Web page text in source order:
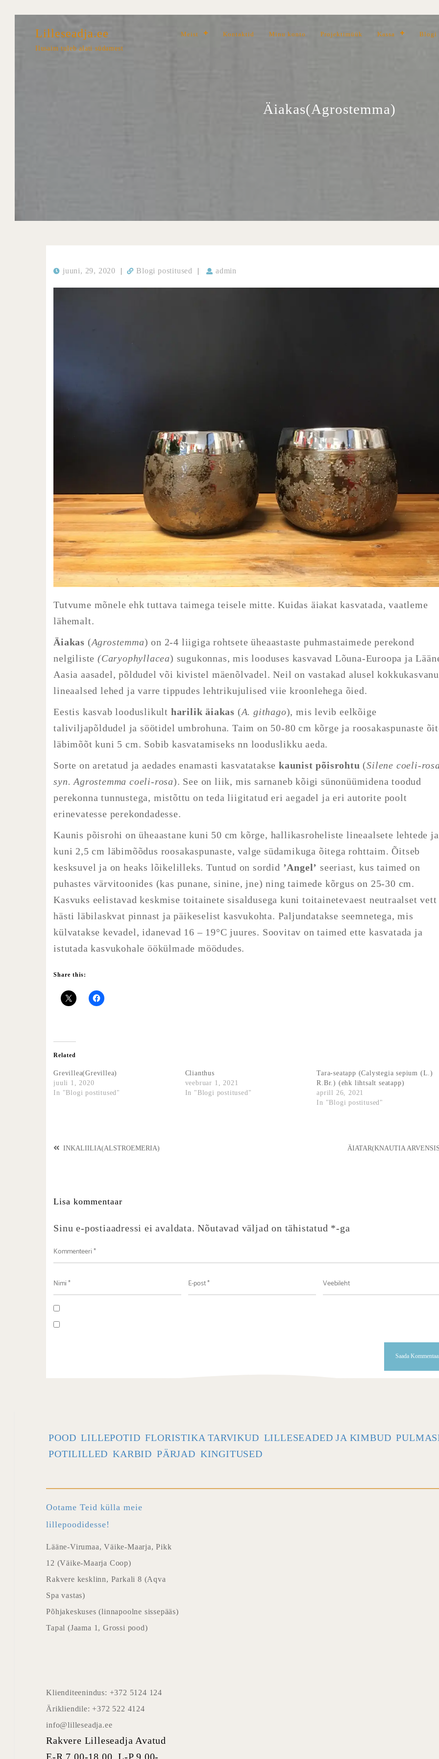
Lilleseadja.ee
Ilusaim tuleb alati südamest
Meist Kontaktid Minu konto Projektimüük Kassa Blogi
Äiakas(Agrostemma)
juuni, 29, 2020 | Blogi postitused | admin
Tutvume mõnele ehk tuttava taimega teisele mitte. Kuidas äiakat kasvatada, vaatleme
lähemalt.
Äiakas (Agrostemma) on 2-4 liigiga rohtsete üheaastaste puhmastaimede perekond
nelgiliste(Caryophyllacea) sugukonnas, mis looduses kasvavad Lõuna-Euroopa ja
Aasia aasadel, põldudel või kivistel mäenõlvadel. Neil on vastakad alusel
lineaalsed lehed ja varre tippudes lehtrikujulised viie kroonlehega õied.
Eestis kasvab looduslikult harilik äiakas (A. githago), mis levib eelkõige
taliviljapõldudel ja söötidel umbrohuna. Taim on 50-80 cm kõrge ja roosakaspunaste
läbimõõt kuni 5 cm. Sobib kasvatamiseks nn looduslikku aeda.
Sorte on aretatud ja aedades enamasti kasvatataksekaunist põisrohtu (Silene coeli-
syn. Agrostemma coeli-rosa). See on liik, mis sarnaneb kõigi sünonüümidena toodud
perekonna tunnustega, mistõttu on teda liigitatud eri aegadel ja eri autorite poolt
erinevatesse perekondadesse.
Kaunis põisrohi on üheaastane kuni 50 cm kõrge, hallikasroheliste lineaalsete lehtede ja
kuni 2,5 cm läbimõõdus roosakaspunaste, valge südamikuga õitega rohttaim. Õitseb
kesksuvel ja on heaks lõikelilleks. Tuntud on sordid ’Angel’ seeriast, kus taimed on
puhastes värvitoonides (kas punane, sinine, jne) ning taimede kõrgus on 25-30 cm.
Kasvuks eelistavad keskmise toitainete sisaldusega kuni toitainetevaest neutraalset vett
hästi läbilaskvat pinnast ja päikeselist kasvukohta. Paljundatakse seemnetega, mis
külvatakse kevadel, idanevad 16 – 19°C juures. Soovitav on taimed ette kasvatada ja
istutada kasvukohale öökülmade möödudes.
Share this:
Related
Grevillea(Grevillea)
juuli 1, 2020
In "Blogi postitused"
Clianthus
veebruar 1, 2021
In "Blogi postitused"
Tara-seatapp (Calystegia sepium (L.)
R.Br.) (ehk lihtsalt seatapp)
aprill 26, 2021
In "Blogi postitused"
INKALIILIA(ALSTROEMERIA) ÄIATAR(KNAUTIA
Lisa kommentaar
Sinu e-postiaadressi ei avaldata. Nõutavad väljad on tähistatud *-ga
POOD LILLEPOTID FLORISTIKA TARVIKUD LILLESEADED JA KIMBUD
POTILILLED KARBID PÄRJAD KINGITUSED
Ootame Teid külla meie
lillepoodidesse!
Lääne-Virumaa, Väike-Maarja, Pikk
12 (Väike-Maarja Coop)
Rakvere kesklinn, Parkali 8 (Aqva
Spa vastas)
Põhjakeskuses (linnapoolne sissepääs)
Tapal (Jaama 1, Grossi pood)
Klienditeenindus: +372 5124 124
Ärikliendile: +372 522 4124
info@lilleseadja.ee
Rakvere Lilleseadja Avatud
E-R 7.00-18.00, L-P 9.00-